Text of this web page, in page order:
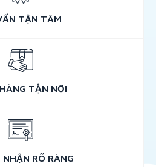
TẬN TÂM
TẬN NƠI
NHẬN RÕ RÀNG